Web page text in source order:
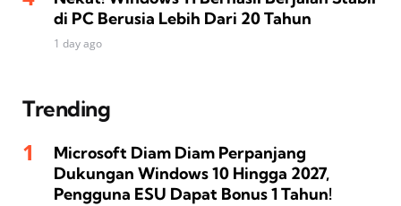
di PC Berusia Lebih Dari 20 Tahun
1 day ago
Trending
Microsoft Diam Diam Perpanjang
Dukungan Windows 10 Hingga 2027,
Pengguna ESU Dapat Bonus 1 Tahun!